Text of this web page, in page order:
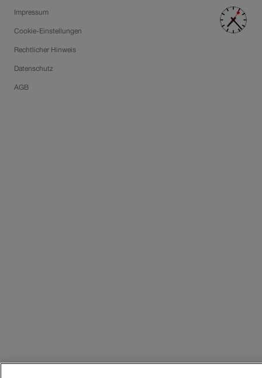
Uhr.
SBB
Disclaimer
Impressum
Cookie-Einstellungen
Rechtlicher Hinweis
Datenschutz
AGB